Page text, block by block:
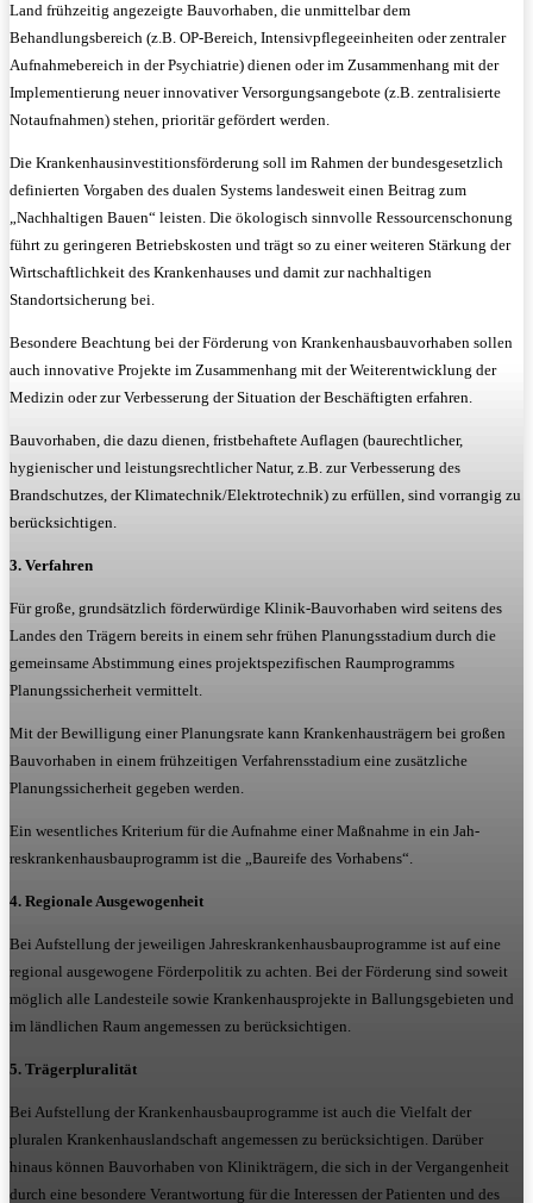
Land frühzeitig angezeigte Bauvorhaben, die unmittelbar dem
Behandlungsbereich (z.B. OP-Bereich, Intensivpflegeeinheiten oder zentraler
Aufnahmebereich in der Psychiatrie) dienen oder im Zusammenhang mit der
Implementierung neuer innovativer Versorgungsangebote (z.B. zentralisierte
Notaufnahmen) stehen, prioritär gefördert werden.
Die Krankenhausinvestitionsförderung soll im Rahmen der bundesgesetzlich
definierten Vorgaben des dualen Systems landesweit einen Beitrag zum
„Nachhaltigen Bauen“ leisten. Die ökologisch sinnvolle Ressourcenschonung
führt zu geringeren Betriebskosten und trägt so zu einer weiteren Stärkung der
Wirtschaftlichkeit des Krankenhauses und damit zur nachhaltigen
Standortsicherung bei.
Besondere Beachtung bei der Förderung von Krankenhausbauvorhaben sollen
auch innovative Projekte im Zusammenhang mit der Weiterentwicklung der
Medizin oder zur Verbesserung der Situation der Beschäftigten erfahren.
Bauvorhaben, die dazu dienen, fristbehaftete Auflagen (baurechtlicher,
hygienischer und leistungsrechtlicher Natur, z.B. zur Verbesserung des
Brandschutzes, der Klimatechnik/Elektrotechnik) zu erfüllen, sind vorrangig zu
berücksichtigen.
3. Verfahren
Für große, grundsätzlich förderwürdige Klinik-Bauvorhaben wird seitens des
Landes den Trägern bereits in einem sehr frühen Planungsstadium durch die
gemeinsame Abstimmung eines projektspezifischen Raumprogramms
Planungssicherheit vermittelt.
Mit der Bewilligung einer Planungsrate kann Krankenhausträgern bei großen
Bauvorhaben in einem frühzeitigen Verfahrensstadium eine zusätzliche
Planungssicherheit gegeben werden.
Ein wesentliches Kriterium für die Aufnahme einer Maßnahme in ein Jah-
reskrankenhausbauprogramm ist die „Baureife des Vorhabens“.
4. Regionale Ausgewogenheit
Bei Aufstellung der jeweiligen Jahreskrankenhausbauprogramme ist auf eine
regional ausgewogene Förderpolitik zu achten. Bei der Förderung sind soweit
möglich alle Landesteile sowie Krankenhausprojekte in Ballungsgebieten und
im ländlichen Raum angemessen zu berücksichtigen.
5. Trägerpluralität
Bei Aufstellung der Krankenhausbauprogramme ist auch die Vielfalt der
pluralen Krankenhauslandschaft angemessen zu berücksichtigen. Darüber
hinaus können Bauvorhaben von Klinikträgern, die sich in der Vergangenheit
durch eine besondere Verantwortung für die Interessen der Patienten und des